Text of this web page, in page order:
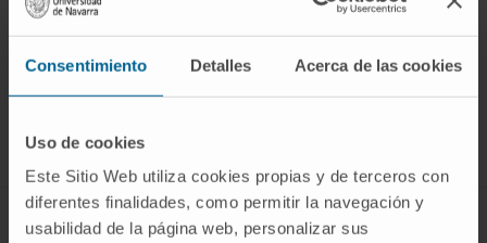
Consentimiento Detalles Acerca de las cookies
Uso de cookies
Este Sitio Web utiliza cookies propias y de terceros con
diferentes finalidades, como permitir la navegación y
usabilidad de la página web, personalizar sus
ABOUT CIMA